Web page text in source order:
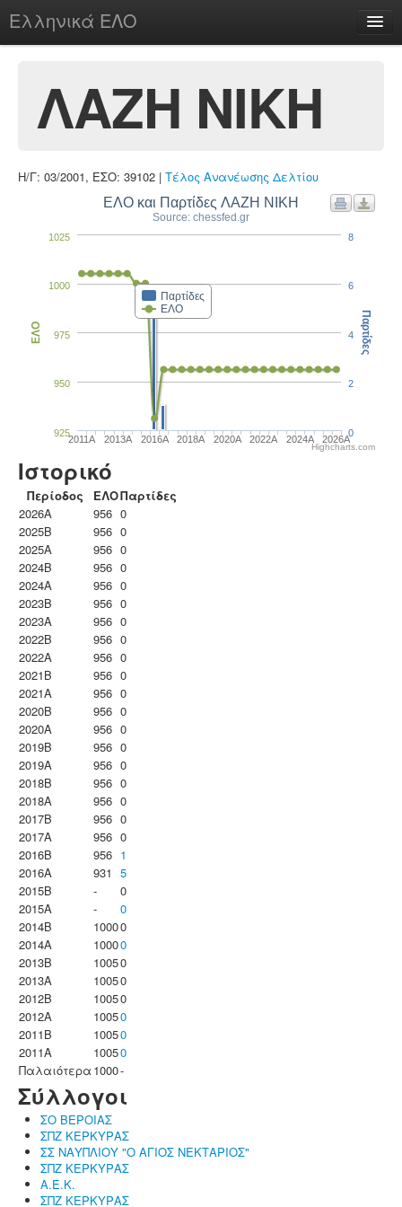
Ελληνικά ΕΛΟ
Login
ΛΑΖΗ ΝΙΚΗ
Η/Γ: 03/2001, ΕΣΟ: 39102 | Τέλος Ανανέωσης Δελτίου
ΕΛΟ και Παρτίδες ΛΑΖΗ ΝΙΚΗ
Source: chessfed.gr
Παρτίδες
ΕΛΟ
2011A 2013A 2016A 2018A 2020A 2022A 2024A 2026A
1000
925
950
975
1025
ΕΛΟ
0
2
4
6
8
Παρτίδες
Highcharts.com
Ιστορικό
Περίοδος ΕΛΟΠαρτίδες
2026A
956 0
2025B
956 0
2025A
956 0
2024B
956 0
2024A
956 0
2023B
956 0
2023Α
956 0
2022B
956 0
2022A
956 0
2021B
956 0
2021A
956 0
2020B
956 0
2020A
956 0
2019B
956 0
2019A
956 0
2018B
956 0
2018A
956 0
2017B
956 0
2017A
956 0
2016B
956 1
2016A
931 5
2015B
-
0
2015A
-
0
2014B
10000
2014A
10000
2013B
10050
2013A
10050
2012B
10050
2012A
10050
2011B
10050
2011A
10050
Παλαιότερα 1000-
Σύλλογοι
ΣΟ ΒΕΡΟΙΑΣ
ΣΠΖ ΚΕΡΚΥΡΑΣ
ΣΣ ΝΑΥΠΛΙΟΥ "Ο ΑΓΙΟΣ ΝΕΚΤΑΡΙΟΣ"
ΣΠΖ ΚΕΡΚΥΡΑΣ
Α.Ε.Κ.
ΣΠΖ ΚΕΡΚΥΡΑΣ